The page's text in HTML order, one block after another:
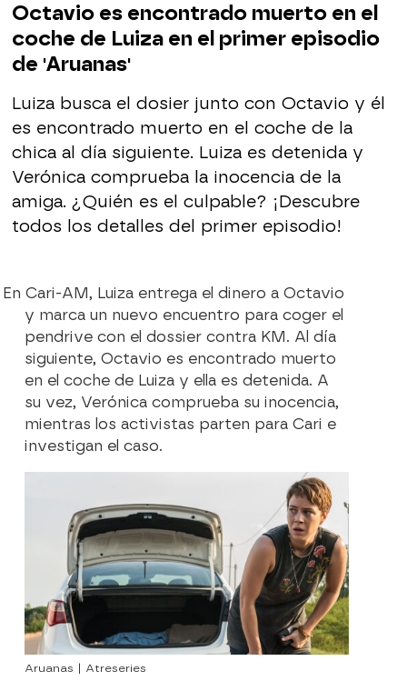
Octavio es encontrado muerto en el
coche de Luiza en el primer episodio
de 'Aruanas'
Luiza busca el dosier junto con Octavio y él
es encontrado muerto en el coche de la
chica al día siguiente. Luiza es detenida y
Verónica comprueba la inocencia de la
amiga. ¿Quién es el culpable? ¡Descubre
todos los detalles del primer episodio!
En Cari-AM, Luiza entrega el dinero a Octavio
y marca un nuevo encuentro para coger el
pendrive con el dossier contra KM. Al día
siguiente, Octavio es encontrado muerto
en el coche de Luiza y ella es detenida. A
su vez, Verónica comprueba su inocencia,
mientras los activistas parten para Cari e
investigan el caso.
Aruanas | Atreseries